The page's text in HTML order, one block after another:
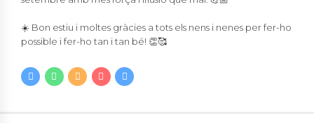
☀️ Bon estiu i moltes gràcies a tots els nens i nenes per fer-ho
possible i fer-ho tan i tan bé! 👏🥰